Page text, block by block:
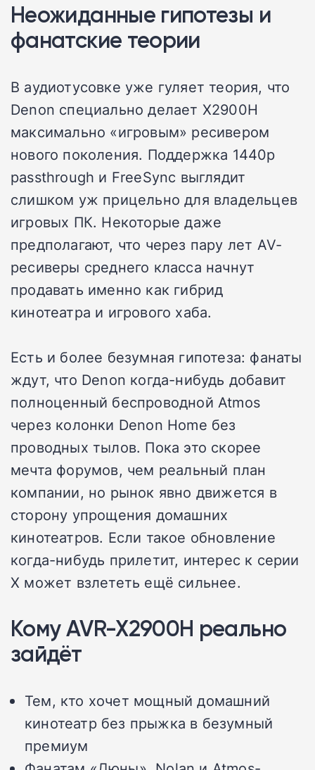
Неожиданные гипотезы и
фанатские теории
В аудиотусовке уже гуляет теория, что
Denon специально делает X2900H
максимально «игровым» ресивером
нового поколения. Поддержка 1440p
passthrough и FreeSync выглядит
слишком уж прицельно для владельцев
игровых ПК. Некоторые даже
предполагают, что через пару лет AV-
ресиверы среднего класса начнут
продавать именно как гибрид
кинотеатра и игрового хаба.
Есть и более безумная гипотеза: фанаты
ждут, что Denon когда-нибудь добавит
полноценный беспроводной Atmos
через колонки Denon Home без
проводных тылов. Пока это скорее
мечта форумов, чем реальный план
компании, но рынок явно движется в
сторону упрощения домашних
кинотеатров. Если такое обновление
когда-нибудь прилетит, интерес к серии
X может взлететь ещё сильнее.
Кому AVR-X2900H реально
зайдёт
Тем, кто хочет мощный домашний
кинотеатр без прыжка в безумный
премиум